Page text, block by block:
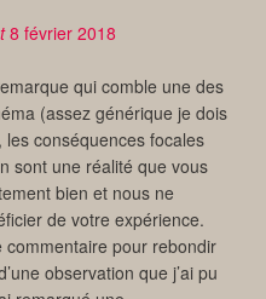
8 février 2018
qui comble une des
(assez générique je dois
les conséquences focales
sont une réalité que vous
bien et nous ne
de votre expérience.
commentaire pour rebondir
observation que j’ai pu